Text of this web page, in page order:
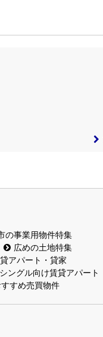
の事業用物件特集
広めの土地特集
アパート・貸家
ングル向け賃貸アパート
すめ売買物件